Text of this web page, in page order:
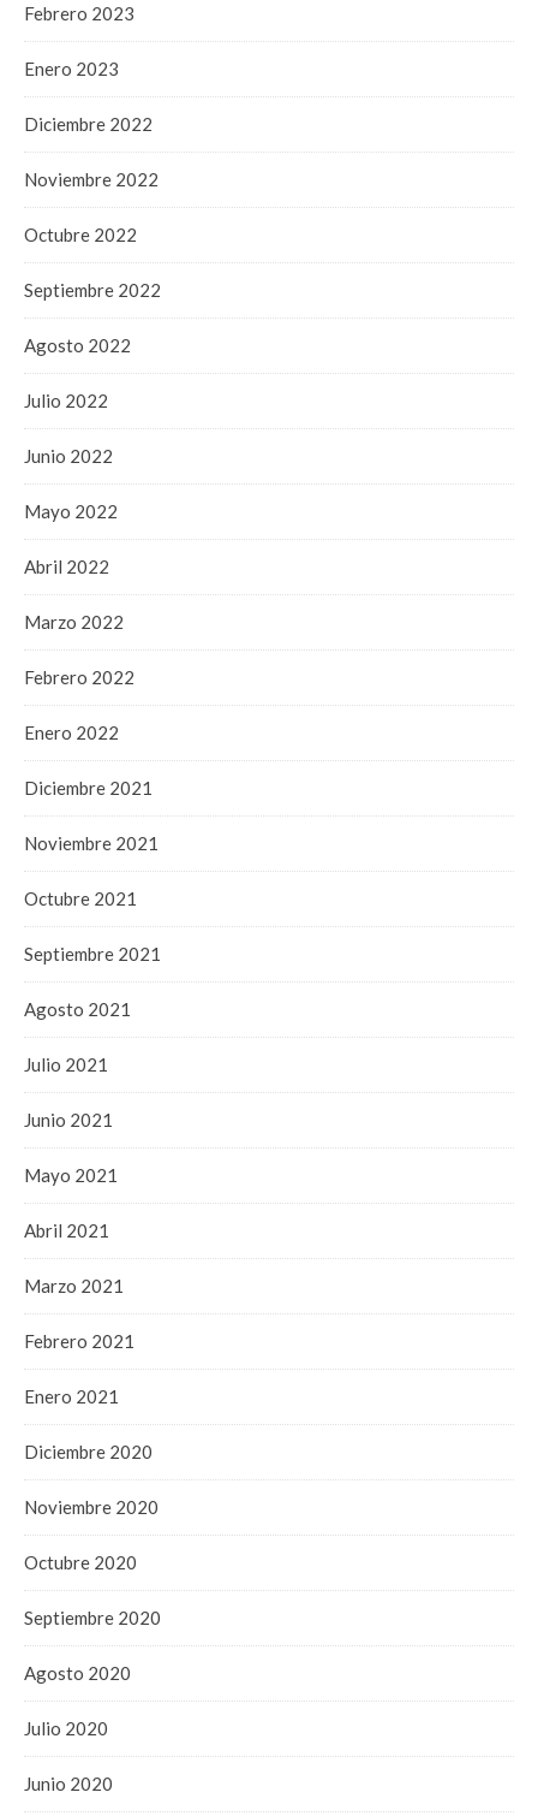
Febrero 2023
Enero 2023
Diciembre 2022
Noviembre 2022
Octubre 2022
Septiembre 2022
Agosto 2022
Julio 2022
Junio 2022
Mayo 2022
Abril 2022
Marzo 2022
Febrero 2022
Enero 2022
Diciembre 2021
Noviembre 2021
Octubre 2021
Septiembre 2021
Agosto 2021
Julio 2021
Junio 2021
Mayo 2021
Abril 2021
Marzo 2021
Febrero 2021
Enero 2021
Diciembre 2020
Noviembre 2020
Octubre 2020
Septiembre 2020
Agosto 2020
Julio 2020
Junio 2020